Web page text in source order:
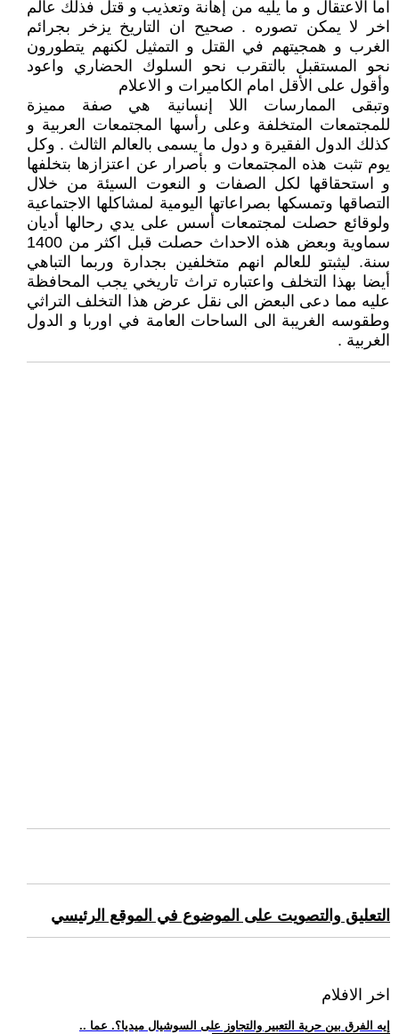
اما الاعتقال و ما يليه من إهانة وتعذيب و قتل فذلك عالم
اخر لا يمكن تصوره . صحيح ان التاريخ يزخر بجرائم
الغرب و همجيتهم في القتل و التمثيل لكنهم يتطورون
نحو المستقبل بالتقرب نحو السلوك الحضاري واعود
وأقول على الأقل امام الكاميرات و الاعلام
وتبقى الممارسات اللا إنسانية هي صفة مميزة
للمجتمعات المتخلفة وعلى رأسها المجتمعات العربية و
كذلك الدول الفقيرة و دول ما يسمى بالعالم الثالث . وكل
يوم تثبت هذه المجتمعات و بأصرار عن اعتزازها بتخلفها
و استحقاقها لكل الصفات و النعوت السيئة من خلال
التصاقها وتمسكها بصراعاتها اليومية لمشاكلها الاجتماعية
ولوقائع حصلت لمجتمعات أسس على يدي رحالها أديان
سماوية وبعض هذه الاحداث حصلت قبل اكثر من 1400
سنة. ليثبتو للعالم انهم متخلفين بجدارة وربما التباهي
أيضا بهذا التخلف واعتباره تراث تاريخي يجب المحافظة
عليه مما دعى البعض الى نقل عرض هذا التخلف التراثي
وطقوسه الغريبة الى الساحات العامة في اوربا و الدول
الغربية .
التعليق والتصويت على الموضوع في الموقع الرئيسي
اخر الافلام
.. إيه الفرق بين حرية التعبير والتجاوز على السوشيال ميديا؟. عما